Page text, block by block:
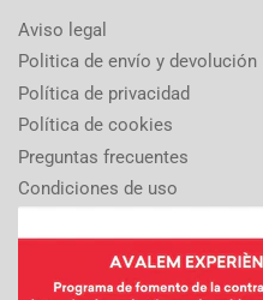
Aviso legal
Politica de envío y devolución
Política de privacidad
Política de cookies
Preguntas frecuentes
Condiciones de uso